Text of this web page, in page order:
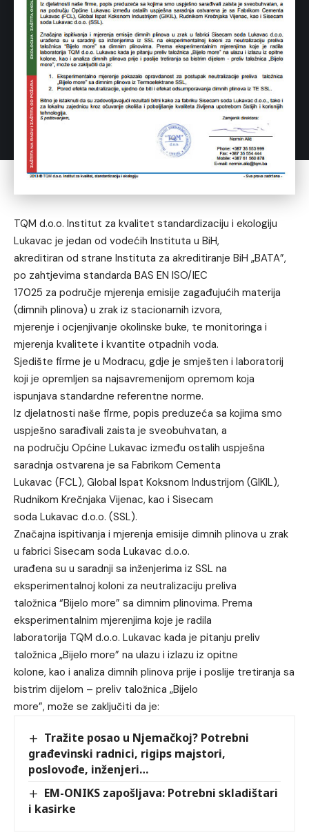
TQM d.o.o. Institut za kvalitet standardizaciju i ekologiju
Lukavac je jedan od vodećih Instituta u BiH,
akreditiran od strane Instituta za akreditiranje BiH „BATA”,
po zahtjevima standarda BAS EN ISO/IEC
17025 za područje mjerenja emisije zagađujućih materija
(dimnih plinova) u zrak iz stacionarnih izvora,
mjerenje i ocjenjivanje okolinske buke, te monitoringa i
mjerenja kvalitete i kvantite otpadnih voda.
Sjedište firme je u Modracu, gdje je smješten i laboratorij
koji je opremljen sa najsavremenijom opremom koja
ispunjava standardne referentne norme.
Iz djelatnosti naše firme, popis preduzeća sa kojima smo
uspješno sarađivali zaista je sveobuhvatan, a
na području Općine Lukavac između ostalih uspješna
saradnja ostvarena je sa Fabrikom Cementa
Lukavac (FCL), Global Ispat Koksnom Industrijom (GIKIL),
Rudnikom Krečnjaka Vijenac, kao i Sisecam
soda Lukavac d.o.o. (SSL).
Značajna ispitivanja i mjerenja emisije dimnih plinova u zrak
u fabrici Sisecam soda Lukavac d.o.o.
urađena su u saradnji sa inženjerima iz SSL na
eksperimentalnoj koloni za neutralizaciju preliva
taložnica “Bijelo more” sa dimnim plinovima. Prema
eksperimentalnim mjerenjima koje je radila
laboratorija TQM d.o.o. Lukavac kada je pitanju preliv
taložnica „Bijelo more” na ulazu i izlazu iz opitne
kolone, kao i analiza dimnih plinova prije i poslije tretiranja sa
bistrim dijelom – preliv taložnica „Bijelo
more”, može se zaključiti da je:
Tražite posao u Njemačkoj? Potrebni
građevinski radnici, rigips majstori,
poslovođe, inženjeri…
EM-ONIKS zapošljava: Potrebni skladištari
i kasirke